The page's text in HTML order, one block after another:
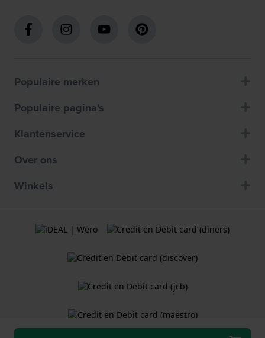
Populaire merken
Populaire pagina's
Klantenservice
Over ons
Winkels